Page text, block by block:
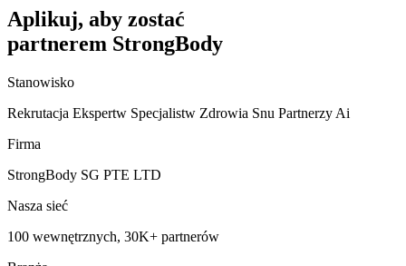
Aplikuj, aby zostać
partnerem StrongBody
Stanowisko
Rekrutacja Ekspertw Specjalistw Zdrowia Snu Partnerzy Ai
Firma
StrongBody SG PTE LTD
Nasza sieć
100 wewnętrznych, 30K+ partnerów